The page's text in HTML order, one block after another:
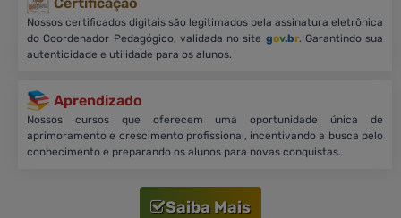
Nossos certificados digitais são legitimados pela assinatura eletrônica
do Coordenador Pedagógico, validada no site gov.br. Garantindo sua
autenticidade e utilidade para os alunos.
Aprendizado
Nossos cursos que oferecem uma oportunidade única de
aprimoramento e crescimento profissional, incentivando a busca pelo
conhecimento e preparando os alunos para novas conquistas.
Saiba Mais